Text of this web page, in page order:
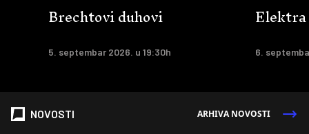
Brechtovi duhovi
5. septembar 2026. u 19:30h
Elektra
6.
NOVOSTI ARHIVA NOVOSTI